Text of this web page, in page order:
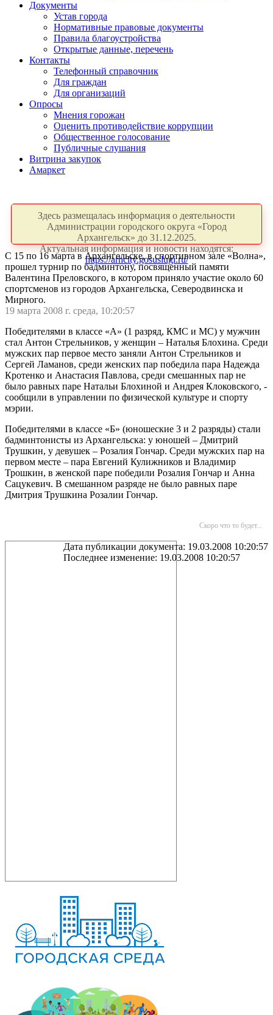
Документы
Устав города
Нормативные правовые документы
Правила благоустройства
Открытые данные, перечень
Контакты
Телефонный справочник
Для граждан
Для организаций
Опросы
Мнения горожан
Оценить противодействие коррупции
Общественное голосование
Публичные слушания
Витрина закупок
Амаркет
Здесь размещалась информация о деятельности
Администрации городского округа «Город
Архангельск» до 31.12.2025.
Актуальная информация и новости находятся:
https://arhcity.gosuslugi.ru/
С 15 по 16 марта в Архангельске, в спортивном зале «Волна»,
прошел турнир по бадминтону, посвященный памяти
Валентина Преловского, в котором приняло участие около 60
спортсменов из городов Архангельска, Северодвинска и
Мирного.
19 марта 2008 г. среда, 10:20:57
Победителями в классе «А» (1 разряд, КМС и МС) у мужчин
стал Антон Стрельников, у женщин – Наталья Блохина. Среди
мужских пар первое место заняли Антон Стрельников и
Сергей Ламанов, среди женских пар победила пара Надежда
Кротенко и Анастасия Павлова, среди смешанных пар не
было равных паре Натальи Блохиной и Андрея Клоковского, -
сообщили в управлении по физической культуре и спорту
мэрии.
Победителями в классе «Б» (юношеские 3 и 2 разряды) стали
бадминтонисты из Архангельска: у юношей – Дмитрий
Трушкин, у девушек – Розалия Гончар. Среди мужских пар на
первом месте – пара Евгений Кулижников и Владимир
Трошкин, в женской паре победили Розалия Гончар и Анна
Сацукевич. В смешанном разряде не было равных паре
Дмитрия Трушкина Розалии Гончар.
Скоро что то будет...
Дата публикации документа: 19.03.2008 10:20:57
Последнее изменение: 19.03.2008 10:20:57